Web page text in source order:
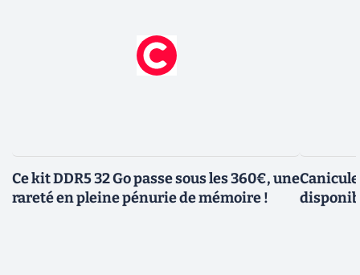
Ce kit DDR5 32 Go passe sous les 360€, une
rareté en pleine pénurie de mémoire !